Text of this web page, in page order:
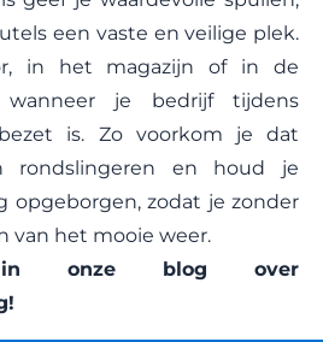
een vaste en veilige plek.
in het magazijn of in de
wanneer je bedrijf tijdens
is. Zo voorkom je dat
rondslingeren en houd je
opgeborgen, zodat je zonder
van het mooie weer.
onze blog over